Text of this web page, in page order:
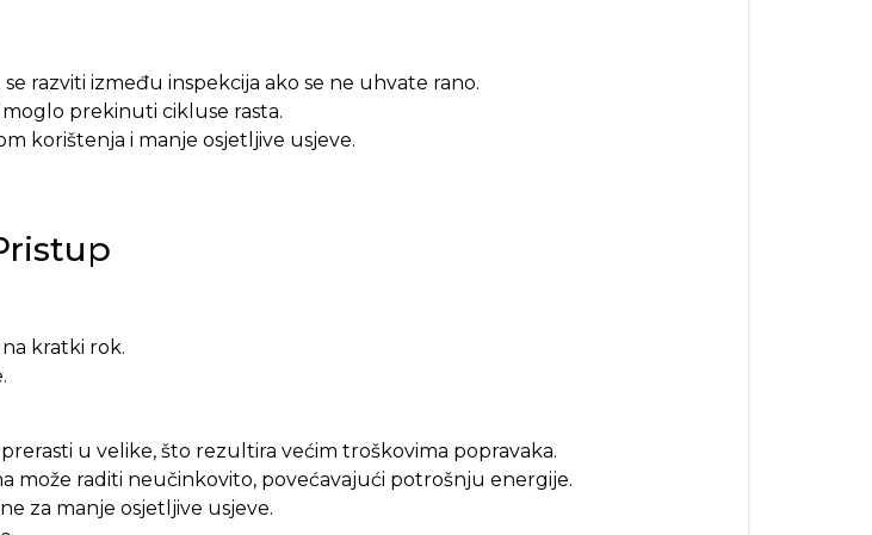
razviti između inspekcija ako se ne uhvate rano.
prekinuti cikluse rasta.
korištenja i manje osjetljive usjeve.
kratki rok.
u velike, što rezultira većim troškovima popravaka.
može raditi neučinkovito, povećavajući potrošnju energije.
za manje osjetljive usjeve.